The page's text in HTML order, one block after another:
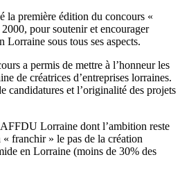
la première édition du concours «
pour soutenir et encourager
Lorraine sous tous ses aspects.
a permis de mettre à l’honneur les
de créatrices d’entreprises lorraines.
candidatures et l’originalité des projets
Lorraine dont l’ambition reste
« franchir » le pas de la création
en Lorraine (moins de 30% des